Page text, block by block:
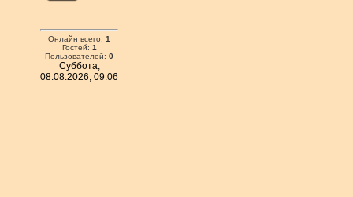
Онлайн всего: 1
Гостей: 1
Пользователей: 0
Суббота,
08.08.2026, 09:06